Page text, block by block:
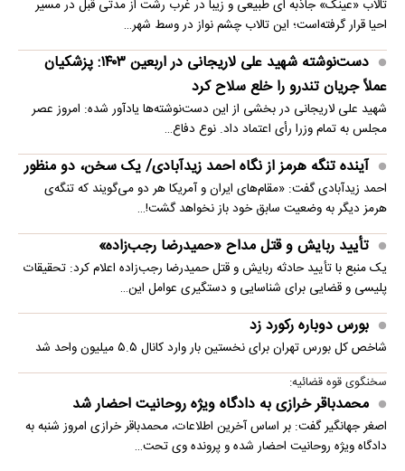
تالاب «عینک» جاذبه ای طبیعی و زیبا در غرب رشت از مدتی قبل در مسیر
احیا قرار گرفته‌است؛ این تالاب چشم نواز در وسط شهر…
دست‌نوشته شهید علی لاریجانی در اربعین ۱۴۰۳: پزشکیان
عملاً جریان تندرو را خلع سلاح کرد
شهید علی لاریجانی در بخشی از این دست‌نوشته‌ها یادآور شده: امروز عصر
مجلس به تمام وزرا رأی اعتماد داد. نوع دفاع…
آینده تنگه هرمز از نگاه احمد زیدآبادی/ یک سخن، دو منظور
احمد زیدآبادی گفت: «مقام‌های ایران و آمریکا هر دو می‌گویند که تنگه‌ی
هرمز دیگر به وضعیت سابق خود باز نخواهد گشت!…
تأیید ربایش و قتل مداح «حمیدرضا رجب‌زاده»
یک منبع با تأیید حادثه ربایش و قتل حمیدرضا رجب‌زاده اعلام کرد: تحقیقات
پلیسی و قضایی برای شناسایی و دستگیری عوامل این…
بورس دوباره رکورد زد
شاخص کل بورس تهران برای نخستین ‌بار وارد کانال ۵.۵ میلیون واحد شد
سخنگوی قوه قضائیه:
محمدباقر خرازی به دادگاه ویژه روحانیت احضار شد
اصغر جهانگیر گفت: بر اساس آخرین اطلاعات، محمدباقر خرازی امروز شنبه به
دادگاه ویژه روحانیت احضار شده و پرونده وی تحت…